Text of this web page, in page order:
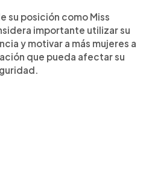
su posición como Miss
importante utilizar su
y motivar a más mujeres a
que pueda afectar su